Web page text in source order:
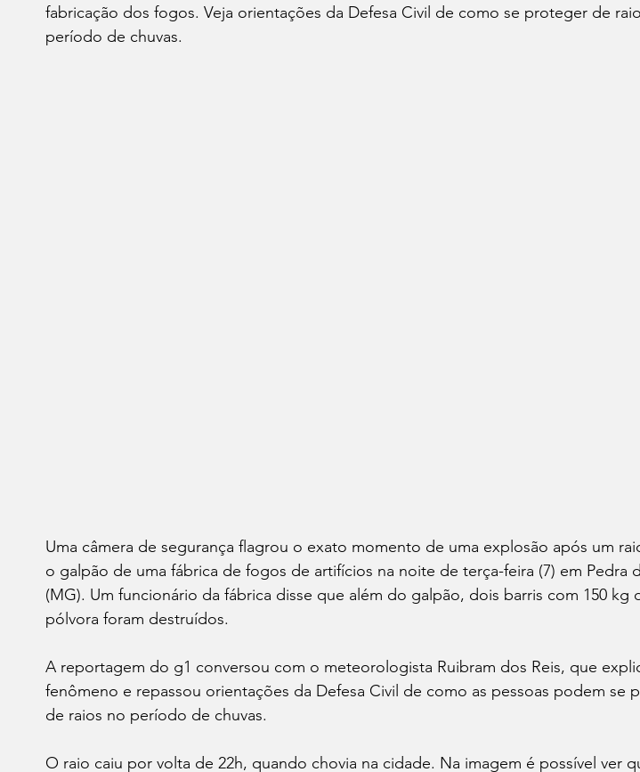
2022 Economia Reflexão Alimentação
fabricação dos fogos. Veja orientações da Defesa Civil de como se proteger de
período de chuvas.
Uma câmera de segurança flagrou o exato momento de uma explosão após um
o galpão de uma fábrica de fogos de artifícios na noite de terça-feira (7) em Pedra
(MG). Um funcionário da fábrica disse que além do galpão, dois barris com 150 kg
pólvora foram destruídos.
A reportagem do g1 conversou com o meteorologista Ruibram dos Reis, que
fenômeno e repassou orientações da Defesa Civil de como as pessoas podem se
de raios no período de chuvas.
O raio caiu por volta de 22h, quando chovia na cidade. Na imagem é possível ver